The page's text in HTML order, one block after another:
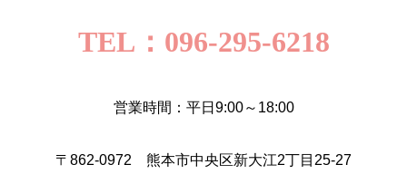
TEL：096-295-6218
営業時間：平日9:00～18:00
〒862-0972 熊本市中央区新大江2丁目25-27